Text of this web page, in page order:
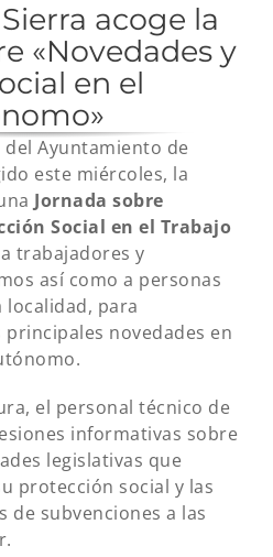
acoge la
«Novedades y
en el
del Ayuntamiento de
este miércoles, la
Jornada sobre
Social en el Trabajo
trabajadores y
así como a personas
localidad, para
novedades en
el personal técnico de
informativas sobre
legislativas que
protección social y las
de subvenciones a las